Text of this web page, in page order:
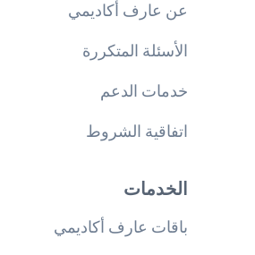
عن عارف أكاديمي
الأسئلة المتكررة
خدمات الدعم
اتفاقية الشروط
الخدمات
باقات عارف أكاديمي